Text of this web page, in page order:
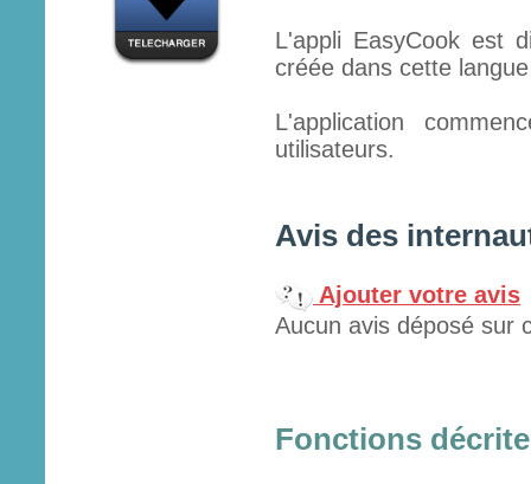
L'appli EasyCook est
créée dans cette
L'application
utilisateurs.
Avis des
Ajouter votre avis
Aucun avis déposé sur
Fonctions